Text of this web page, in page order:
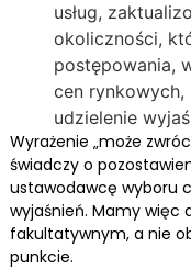
usług,
okoliczności,
postępowania,
cen
udzielenie
Wyrażenie „może
świadczy o
ustawodawcę wyboru
wyjaśnień. Mamy więc
fakultatywnym, a nie
punkcie.